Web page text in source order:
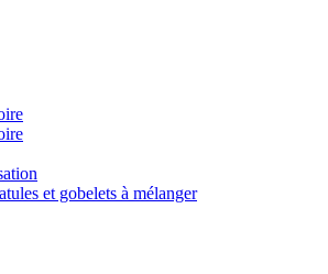
et gobelets à mélanger